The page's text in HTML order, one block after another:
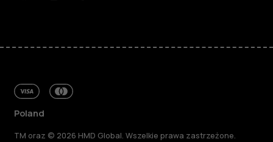
Poland
TM oraz © 2026 HMD Global. Wszelkie prawa zastrzeżone.